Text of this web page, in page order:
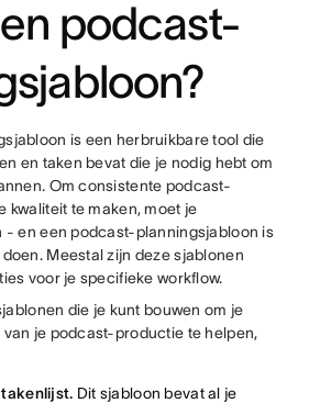
podcast-
is een herbruikbare tool die
en taken bevat die je nodig hebt om
Om consistente podcast-
kwaliteit te maken, moet je
- en een podcast-planningsjabloon is
Meestal zijn deze sjablonen
voor je specifieke workflow.
die je kunt bouwen om je
je podcast-productie te helpen,
Dit sjabloon bevat al je